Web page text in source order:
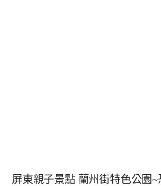
屏東親子景點 蘭州街特色公園